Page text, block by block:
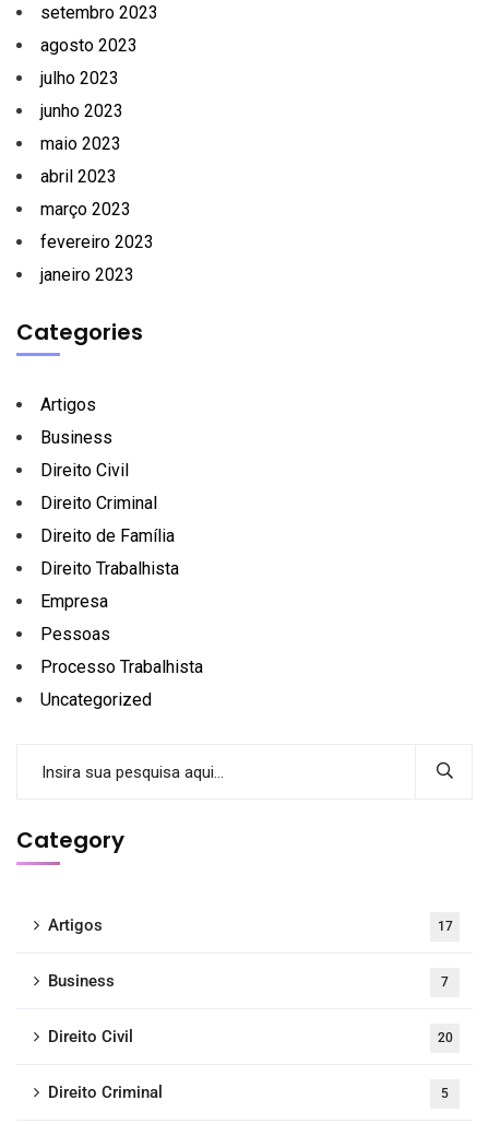
setembro 2023
agosto 2023
julho 2023
junho 2023
maio 2023
abril 2023
março 2023
fevereiro 2023
janeiro 2023
Categories
Artigos
Business
Direito Civil
Direito Criminal
Direito de Família
Direito Trabalhista
Empresa
Pessoas
Processo Trabalhista
Uncategorized
Category
Artigos 17
Business 7
Direito Civil 20
Direito Criminal 5